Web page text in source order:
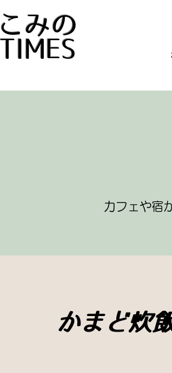
​こみの
TIMES
カフェや宿
かまど炊